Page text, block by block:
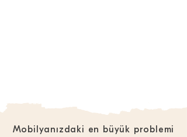
Mobilyanızdaki en büyük problemi